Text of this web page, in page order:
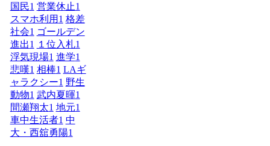
国民1 営業休止1
スマホ利用 1 格差
社会1 ゴールデン
進出1 １位入札1
浮気現場1 進学1
悲嘆1 相棒1 LAギ
ャラクシー1 野生
動物1 武内夏暉1
間瀬翔太1 地元1
車中生活者1 中
大・西舘勇陽1